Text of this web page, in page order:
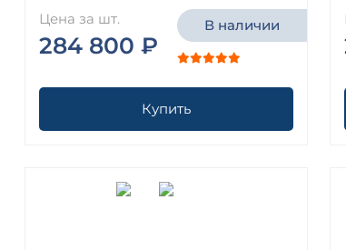
Цена за шт.
284 800 ₽
В наличии
Купить